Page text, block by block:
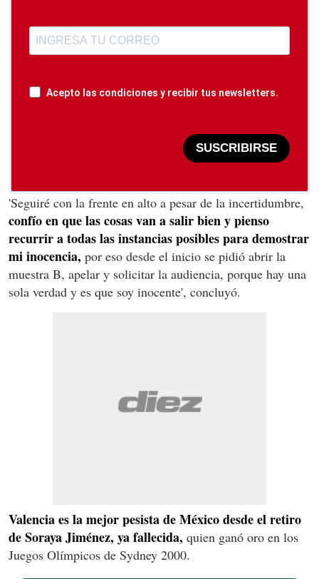
Acepto las condiciones y recibir tus newsletters.
SUSCRIBIRSE
'Seguiré con la frente en alto a pesar de la incertidumbre,
confío en que las cosas van a salir bien y pienso
recurrir a todas las instancias posibles para demostrar
mi inocencia, por eso desde el inicio se pidió abrir la
muestra B, apelar y solicitar la audiencia, porque hay una
sola verdad y es que soy inocente', concluyó.
Valencia es la mejor pesista de México desde el retiro
de Soraya Jiménez, ya fallecida, quien ganó oro en los
Juegos Olímpicos de Sydney 2000.